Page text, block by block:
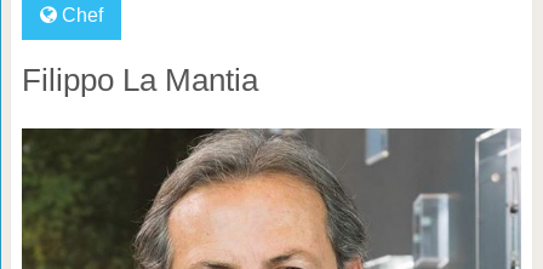
Chef
Filippo La Mantia